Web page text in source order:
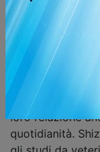
CONTENUTI
Shizuma e
questo è
d’amore, ma in
due ragazzi
loro relazione
quotidianità.